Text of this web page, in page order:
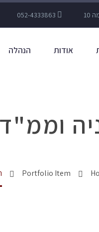
052-4333863
אודות הנהלה
Portfolio Item